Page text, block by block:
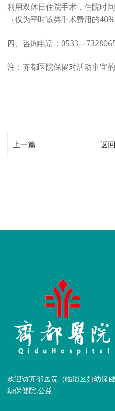
利用双休日住院手术，住院时
（仅为平时该类手术费用的40%
四、咨询电话：
注：齐都医院保留对活动事宜的
上一篇 返回
欢迎访齐都医院（临淄区妇幼保
幼保健院.公益